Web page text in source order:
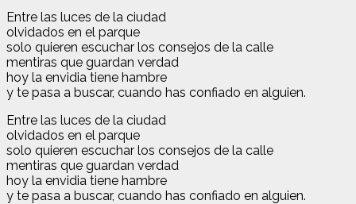
Entre las luces de la ciudad
olvidados en el parque
solo quieren escuchar los consejos de la calle
mentiras que guardan verdad
hoy la envidia tiene hambre
y te pasa a buscar, cuando has confiado en alguien.
Entre las luces de la ciudad
olvidados en el parque
solo quieren escuchar los consejos de la calle
mentiras que guardan verdad
hoy la envidia tiene hambre
y te pasa a buscar, cuando has confiado en alguien.